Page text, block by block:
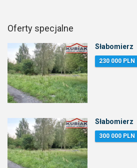
Oferty specjalne
Słabomierz
230 000 PLN
Słabomierz
300 000 PLN